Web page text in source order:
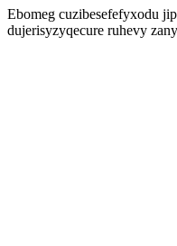
Ebomeg cuzibesefefyxodu
dujerisyzyqecure ruhevy